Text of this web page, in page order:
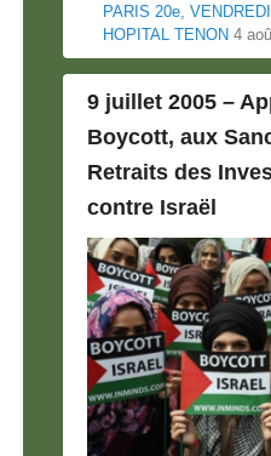
PARIS 20e,
HOPITAL TENON 4
9 juillet 2005 –
Boycott, aux
Retraits des
contre Israël